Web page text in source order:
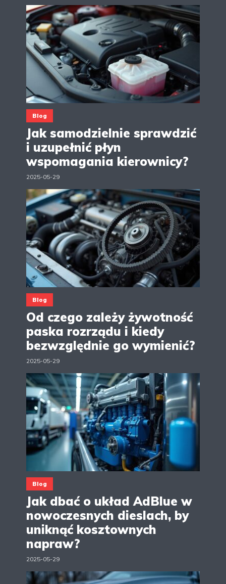
Blog
Jak samodzielnie sprawdzić
i uzupełnić płyn
wspomagania kierownicy?
2025-05-29
Blog
Od czego zależy żywotność
paska rozrządu i kiedy
bezwzględnie go wymienić?
2025-05-29
Blog
Jak dbać o układ AdBlue w
nowoczesnych dieslach, by
uniknąć kosztownych
napraw?
2025-05-29